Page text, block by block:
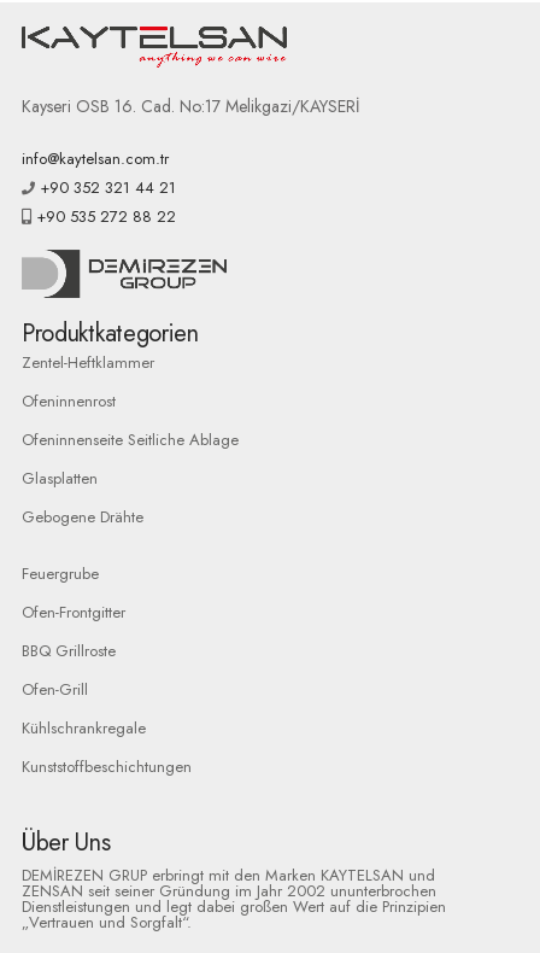
Kayseri OSB 16. Cad. No:17 Melikgazi/KAYSERİ
info@kaytelsan.com.tr
+90 352 321 44 21
+90 535 272 88 22
Produktkategorien
Zentel-Heftklammer
Ofeninnenrost
Ofeninnenseite Seitliche Ablage
Glasplatten
Gebogene Drähte
Feuergrube
Ofen-Frontgitter
BBQ Grillroste
Ofen-Grill
Kühlschrankregale
Kunststoffbeschichtungen
Über Uns
DEMİREZEN GRUP erbringt mit den Marken KAYTELSAN und
ZENSAN seit seiner Gründung im Jahr 2002 ununterbrochen
Dienstleistungen und legt dabei großen Wert auf die Prinzipien
„Vertrauen und Sorgfalt“.